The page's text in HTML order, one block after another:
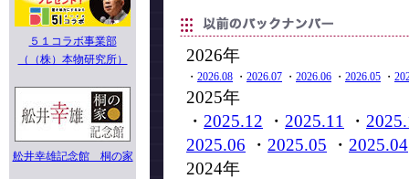
５１コラボ事業部
（（株）本物研究所）
舩井幸雄記念館 桐の家
2026年
・ 2026.08 ・ 2026.07 ・ 2026.06 ・ 2026.05 ・
2025年
・ 2025.12 ・ 2025.11 ・
2025.06 ・ 2025.05 ・ 2025.04
2024年